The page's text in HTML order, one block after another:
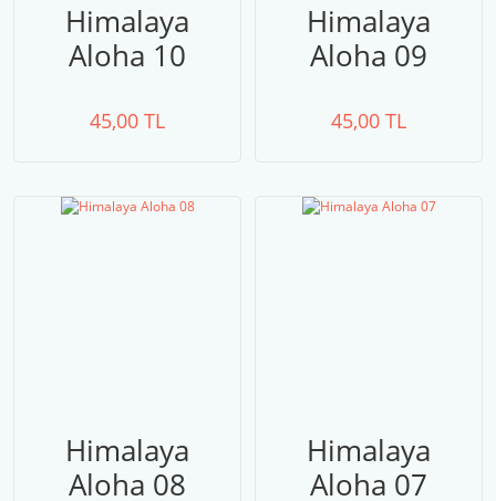
Himalaya
Aloha 10
45,00 TL
Himalaya
Aloha 09
45,00 TL
Himalaya
Aloha 08
Himalaya
Aloha 07